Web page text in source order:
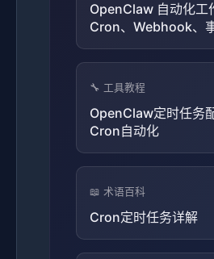
OpenClaw 自动化工
Cron、Webhook、
🔧 工具教程
OpenClaw定时任务
Cron自动化
📖 术语百科
Cron定时任务详解